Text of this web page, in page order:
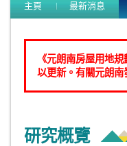
主頁 最新消息
《元朗南房屋用地
以更新。有關元朗南
研究概覽